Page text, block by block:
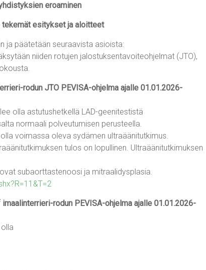
eroaminen
esitykset ja aloitteet
ja päätetään seuraavista asioista:
niiden rotujen jalostuksentavoiteohjelmat (JTO),
rodun JTO PEVISA-ohjelma ajalle 01.01.2026-
olla astutushetkellä LAD-geenitestistä
normaali polveutumisen perusteella.
voimassa oleva sydämen ultraäänitutkimus.
tulos on lopullinen. Ultraäänitutkimuksen
subaorttastenoosi ja mitraalidysplasia.
rodun PEVISA-ohjelma ajalle 01.01.2026-